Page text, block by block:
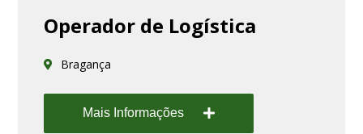
Operador de Logística
Bragança
Mais Informações